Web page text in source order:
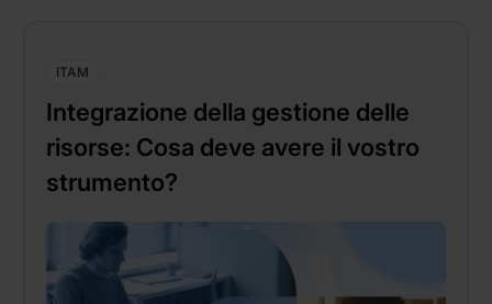
ITAM
Integrazione della gestione delle
risorse: Cosa deve avere il vostro
strumento?